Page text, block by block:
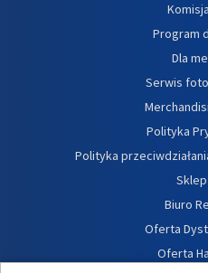
Program
Dla
Serwis
Polityka
Polityka
Sklep
Biuro
Oferta
Oferta